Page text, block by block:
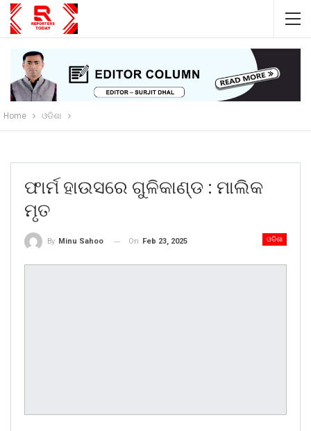
Home ଓଡିଶା
ଫାର୍ମ ହାଉସରେ ଗୁଳିକାଣ୍ଡ : ମାଲିକ
ମୃତ
ଓଡିଶା
By Minu Sahoo On Feb 23, 2025